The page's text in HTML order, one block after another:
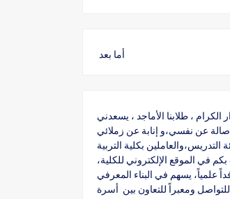
أما بعد
الكرام ، طلابنا الأماجد ، يسعدني
عن نفسي،و إنابة عن زملائي
التدريس،والعاملين بكلية التربية
في الموقع الإلكتروني للكلية،
علمياً، يسهم في البناء المعرفي
ومعبراً للتعاون بين أسرة